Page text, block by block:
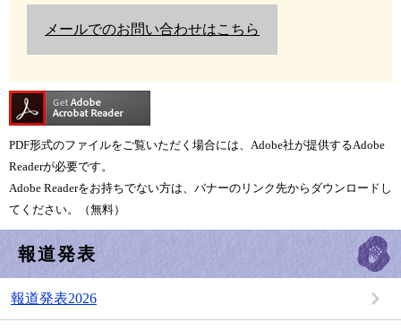
メールでのお問い合わせはこちら
PDF形式のファイルをご覧いただく場合には、Adobe社が提供するAdobe
Readerが必要です。
Adobe Readerをお持ちでない方は、バナーのリンク先からダウンロードし
てください。（無料）
報道発表
報道発表2026